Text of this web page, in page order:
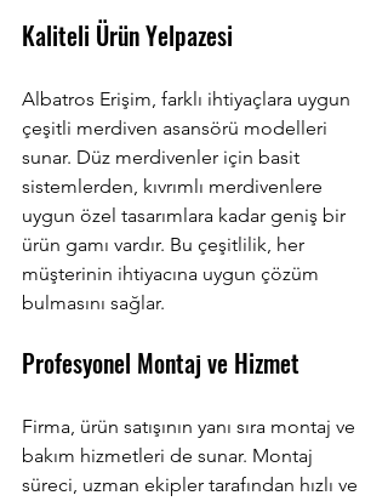
Kaliteli Ürün Yelpazesi
Albatros Erişim, farklı ihtiyaçlara uygun
çeşitli merdiven asansörü modelleri
sunar. Düz merdivenler için basit
sistemlerden, kıvrımlı merdivenlere
uygun özel tasarımlara kadar geniş bir
ürün gamı vardır. Bu çeşitlilik, her
müşterinin ihtiyacına uygun çözüm
bulmasını sağlar.
Profesyonel Montaj ve Hizmet
Firma, ürün satışının yanı sıra montaj ve
bakım hizmetleri de sunar. Montaj
süreci, uzman ekipler tarafından hızlı ve